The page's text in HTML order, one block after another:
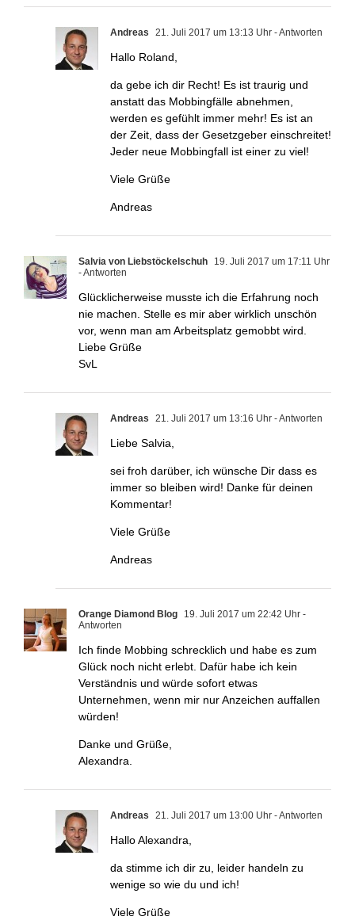
Andreas 21. Juli 2017 um 13:13 Uhr - Antworten
Hallo Roland,
da gebe ich dir Recht! Es ist traurig und
anstatt das Mobbingfälle abnehmen,
werden es gefühlt immer mehr! Es ist an
der Zeit, dass der Gesetzgeber einschreitet!
Jeder neue Mobbingfall ist einer zu viel!
Viele Grüße
Andreas
Salvia von Liebstöckelschuh
19. Juli 2017 um 17:11 Uhr
- Antworten
Glücklicherweise musste ich die Erfahrung noch
nie machen. Stelle es mir aber wirklich unschön
vor, wenn man am Arbeitsplatz gemobbt wird.
Liebe Grüße
SvL
Andreas 21. Juli 2017 um 13:16 Uhr - Antworten
Liebe Salvia,
sei froh darüber, ich wünsche Dir dass es
immer so bleiben wird! Danke für deinen
Kommentar!
Viele Grüße
Andreas
Orange Diamond Blog 19. Juli 2017 um 22:42 Uhr -
Antworten
Ich finde Mobbing schrecklich und habe es zum
Glück noch nicht erlebt. Dafür habe ich kein
Verständnis und würde sofort etwas
Unternehmen, wenn mir nur Anzeichen auffallen
würden!
Danke und Grüße,
Alexandra.
Andreas 21. Juli 2017 um 13:00 Uhr - Antworten
Hallo Alexandra,
da stimme ich dir zu, leider handeln zu
wenige so wie du und ich!
Viele Grüße